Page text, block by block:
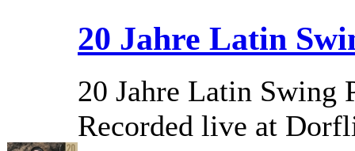
20 Jahre Latin
20 Jahre Latin Swing
Recorded live at